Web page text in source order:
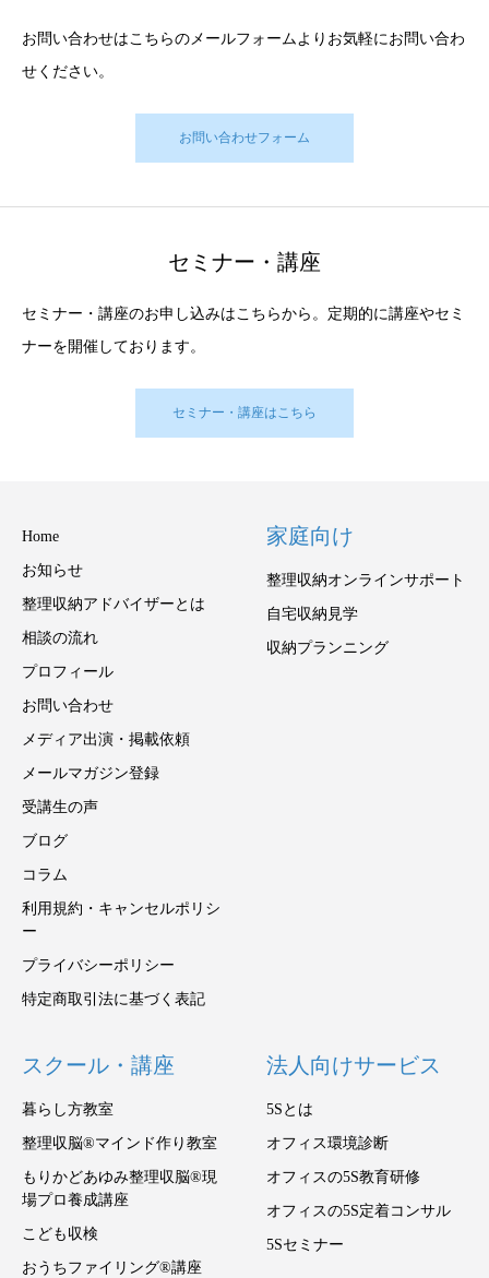
お問い合わせはこちらのメールフォームよりお気軽にお問い合わ
せください。
お問い合わせフォーム
セミナー・講座
セミナー・講座のお申し込みはこちらから。定期的に講座やセミ
ナーを開催しております。
セミナー・講座はこちら
Home
お知らせ
整理収納アドバイザーとは
相談の流れ
プロフィール
お問い合わせ
メディア出演・掲載依頼
メールマガジン登録
受講生の声
ブログ
コラム
利用規約・キャンセルポリシ
ー
プライバシーポリシー
特定商取引法に基づく表記
家庭向け
整理収納オンラインサポート
自宅収納見学
収納プランニング
スクール・講座
暮らし方教室
整理収脳®マインド作り教室
もりかどあゆみ整理収脳®現
場プロ養成講座
こども収検
おうちファイリング®講座
法人向けサービス
5Sとは
オフィス環境診断
オフィスの5S教育研修
オフィスの5S定着コンサル
5Sセミナー